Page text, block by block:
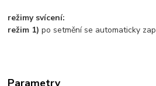
režimy svícení:
režim 1)po setmění se automaticky